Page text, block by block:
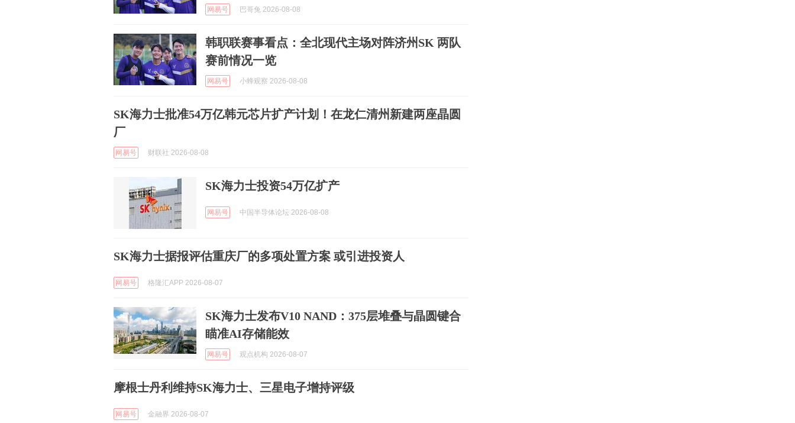
网易号 巴哥兔 2026-08-08
韩职联赛事看点：全北现代主场对阵济州SK 两队
赛前情况一览
网易号 小蜂观察 2026-08-08
SK海力士批准54万亿韩元芯片扩产计划！在龙仁清州新建两座晶圆
厂
网易号 财联社 2026-08-08
SK海力士投资54万亿扩产
网易号 中国半导体论坛 2026-08-08
SK海力士据报评估重庆厂的多项处置方案 或引进投资人
网易号 格隆汇APP 2026-08-07
SK海力士发布V10 NAND：375层堆叠与晶圆键合
瞄准AI存储能效
网易号 观点机构 2026-08-07
摩根士丹利维持SK海力士、三星电子增持评级
网易号 金融界 2026-08-07